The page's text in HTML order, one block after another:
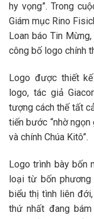
hy vọng”. Trong
Giám mục Rino
Loan báo Tin
công bố logo chính
Logo được thiết
logo, tác giả
tượng cách thế tất
tiến bước “nhờ
và chính Chúa Kitô”.
Logo trình bày bốn
loại từ bốn
biểu thị tình liên
thứ nhất đang